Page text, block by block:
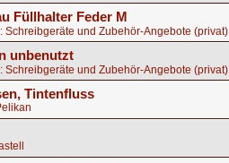
Füllhalter Feder M
Schreibgeräte und Zubehör-Angebote (privat)
unbenutzt
Schreibgeräte und Zubehör-Angebote (privat)
Tintenfluss